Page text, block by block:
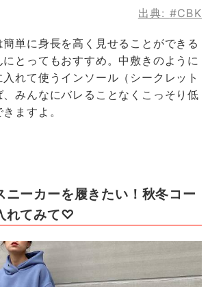
出典: #CBK
単に身長を高く見せることができる
とってもおすすめ。中敷きのように
れて使うインソール（シークレット
、みんなにバレることなくこっそり低
ますよ。
ニーカーを履きたい！秋冬コー
れてみて♡